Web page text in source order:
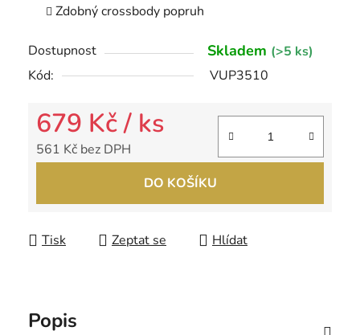
Zdobný crossbody popruh
Dostupnost Skladem (>5 ks)
Kód:
VUP3510
679 Kč/ ks
561 Kč bez DPH
DO KOŠÍKU
Tisk Zeptat se Hlídat
Popis